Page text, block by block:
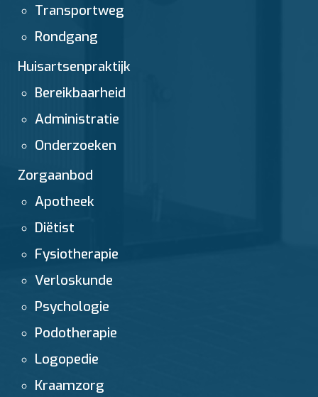
Transportweg
Rondgang
Huisartsenpraktijk
Bereikbaarheid
Administratie
Onderzoeken
Zorgaanbod
Apotheek
Diëtist
Fysiotherapie
Verloskunde
Psychologie
Podotherapie
Logopedie
Kraamzorg